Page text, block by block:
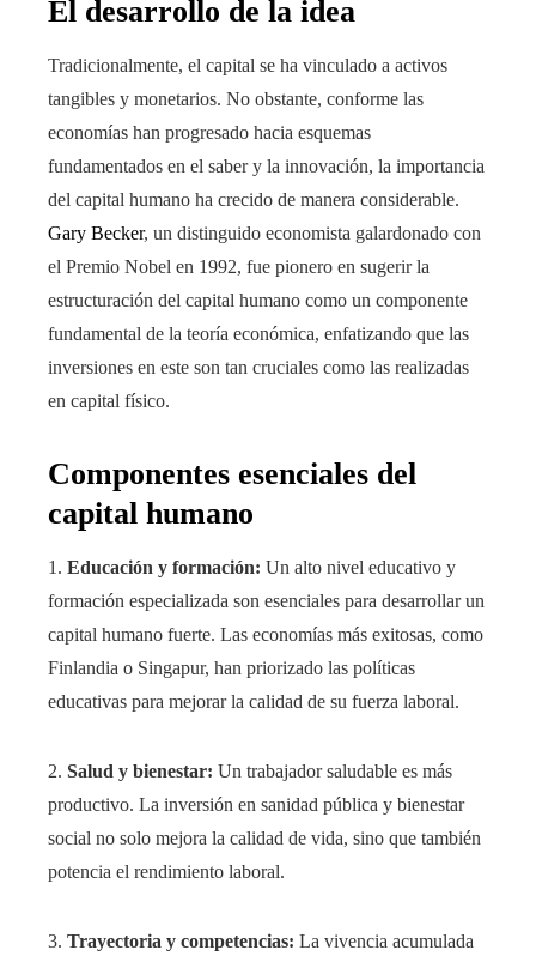
El desarrollo de la idea
Tradicionalmente, el capital se ha vinculado a activos
tangibles y monetarios. No obstante, conforme las
economías han progresado hacia esquemas
fundamentados en el saber y la innovación, la importancia
del capital humano ha crecido de manera considerable.
Gary Becker, un distinguido economista galardonado con
el Premio Nobel en 1992, fue pionero en sugerir la
estructuración del capital humano como un componente
fundamental de la teoría económica, enfatizando que las
inversiones en este son tan cruciales como las realizadas
en capital físico.
Componentes esenciales del
capital humano
1. Educación y formación: Un alto nivel educativo y
formación especializada son esenciales para desarrollar un
capital humano fuerte. Las economías más exitosas, como
Finlandia o Singapur, han priorizado las políticas
educativas para mejorar la calidad de su fuerza laboral.
2. Salud y bienestar: Un trabajador saludable es más
productivo. La inversión en sanidad pública y bienestar
social no solo mejora la calidad de vida, sino que también
potencia el rendimiento laboral.
3. Trayectoria y competencias: La vivencia acumulada